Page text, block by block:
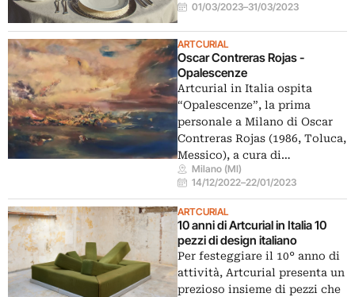
01/03/2023–31/03/2023
ARTCURIAL
Oscar Contreras Rojas -
Opalescenze
Artcurial in Italia ospita
“Opalescenze”, la prima
personale a Milano di Oscar
Contreras Rojas (1986, Toluca,
Messico), a cura di…
Milano (MI)
14/12/2022–22/01/2023
ARTCURIAL
10 anni di Artcurial in Italia 10
pezzi di design italiano
Per festeggiare il 10° anno di
attività, Artcurial presenta un
prezioso insieme di pezzi che